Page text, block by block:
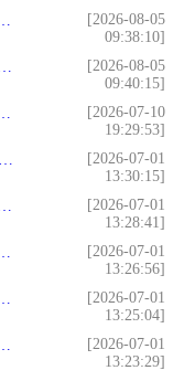
[2026-08-05
09:38:10]
[2026-08-05
09:40:15]
[2026-07-10
19:29:53]
[2026-07-01
13:30:15]
[2026-07-01
13:28:41]
[2026-07-01
13:26:56]
[2026-07-01
13:25:04]
[2026-07-01
13:23:29]